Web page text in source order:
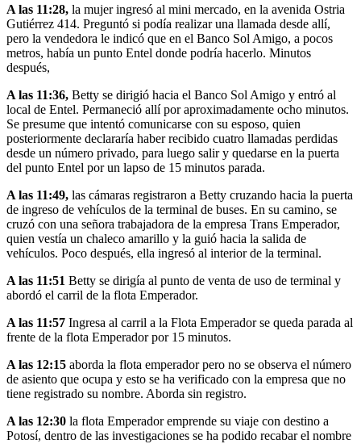
A las 11:28, la mujer ingresó al mini mercado, en la avenida Ostria
Gutiérrez 414. Preguntó si podía realizar una llamada desde allí,
pero la vendedora le indicó que en el Banco Sol Amigo, a pocos
metros, había un punto Entel donde podría hacerlo. Minutos
después,
A las 11:36, Betty se dirigió hacia el Banco Sol Amigo y entró al
local de Entel. Permaneció allí por aproximadamente ocho minutos.
Se presume que intentó comunicarse con su esposo, quien
posteriormente declararía haber recibido cuatro llamadas perdidas
desde un número privado, para luego salir y quedarse en la puerta
del punto Entel por un lapso de 15 minutos parada.
A las 11:49, las cámaras registraron a Betty cruzando hacia la puerta
de ingreso de vehículos de la terminal de buses. En su camino, se
cruzó con una señora trabajadora de la empresa Trans Emperador,
quien vestía un chaleco amarillo y la guió hacia la salida de
vehículos. Poco después, ella ingresó al interior de la terminal.
A las 11:51 Betty se dirigía al punto de venta de uso de terminal y
abordó el carril de la flota Emperador.
A las 11:57 Ingresa al carril a la Flota Emperador se queda parada al
frente de la flota Emperador por 15 minutos.
A las 12:15 aborda la flota emperador pero no se observa el número
de asiento que ocupa y esto se ha verificado con la empresa que no
tiene registrado su nombre. Aborda sin registro.
A las 12:30 la flota Emperador emprende su viaje con destino a
Potosí, dentro de las investigaciones se ha podido recabar el nombre